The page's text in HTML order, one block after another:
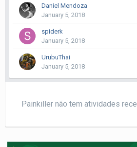
Daniel Mendoza
January 5, 2018
spiderk
January 5, 2018
UrubuThai
January 5, 2018
Painkiller não tem atividades